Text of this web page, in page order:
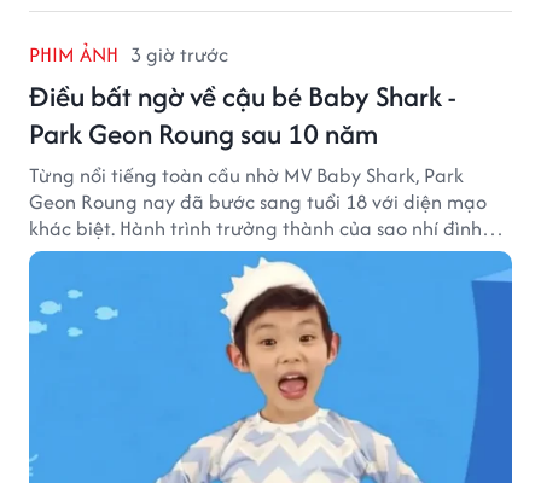
PHIM ẢNH 3 giờ trước
Điều bất ngờ về cậu bé Baby Shark -
Park Geon Roung sau 10 năm
Từng nổi tiếng toàn cầu nhờ MV Baby Shark, Park
Geon Roung nay đã bước sang tuổi 18 với diện mạo
khác biệt. Hành trình trưởng thành của sao nhí đình
đám một thời đang thu hút sự quan tâm của nhiều